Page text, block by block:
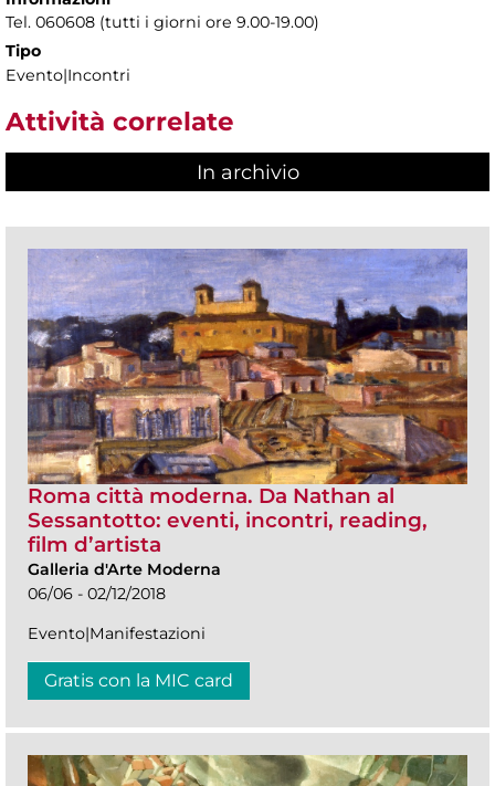
Tel. 060608 (tutti i giorni ore 9.00-19.00)
Tipo
Evento|Incontri
Attività correlate
In archivio
Roma città moderna. Da Nathan al
Sessantotto: eventi, incontri, reading,
film d’artista
Galleria d'Arte Moderna
06/06 - 02/12/2018
Evento|Manifestazioni
Gratis con la MIC card